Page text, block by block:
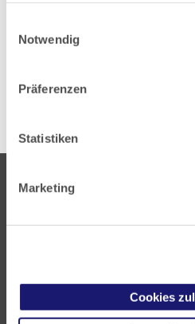
haben oder die sie im Rahmen
Notwendig
Präferenzen
Statistiken
Marketing
Cookies
60314 Frankfurt